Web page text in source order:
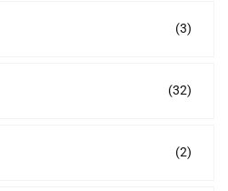
(3)
(32)
(2)